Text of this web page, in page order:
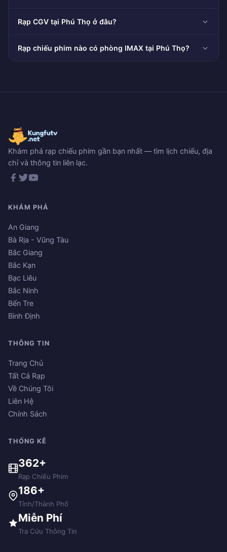
Rạp CGV tại Phú Thọ ở đâu?
Rạp chiếu phim nào có phòng IMAX tại Phú Thọ?
Khám phá rạp chiếu phim gần bạn nhất — tìm lịch chiếu, địa
chỉ và thông tin liên lạc.
KHÁM PHÁ
An Giang
Bà Rịa - Vũng Tàu
Bắc Giang
Bắc Kạn
Bạc Liêu
Bắc Ninh
Bến Tre
Bình Định
THÔNG TIN
Trang Chủ
Tất Cả Rạp
Về Chúng Tôi
Liên Hệ
Chính Sách
THỐNG KÊ
362+
Rạp Chiếu Phim
186+
Tỉnh/Thành Phố
Miễn Phí
Tra Cứu Thông Tin